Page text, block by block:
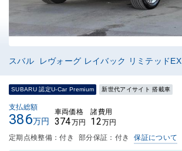
スバル レヴォーグ レイバック リミテッドEX
SUBARU 認定U-Car Premium 新世代アイサイト 搭載車
支払総額
386万円
車両価格
374万円
諸費用
12万円
定期点検整備：付き 部分保証：付き 保証について